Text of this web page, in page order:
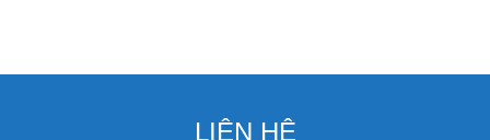
LIÊN HỆ